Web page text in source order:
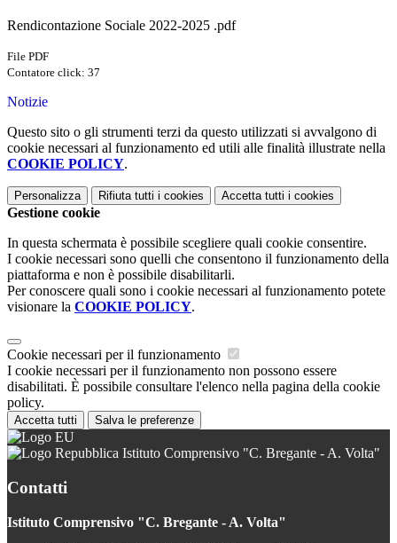
Rendicontazione Sociale 2022-2025 .pdf
File PDF
Contatore click: 37
Notizie
Questo sito o gli strumenti terzi da questo utilizzati si avvalgono di
cookie necessari al funzionamento ed utili alle finalità illustrate nella
COOKIE POLICY.
Personalizza Rifiuta tutti i cookies Accetta tutti i cookies
Gestione cookie
In questa schermata è possibile scegliere quali cookie consentire.
I cookie necessari sono quelli che consentono il funzionamento della
piattaforma e non è possibile disabilitarli.
Per conoscere quali sono i cookie necessari al funzionamento potete
visionare la COOKIE POLICY.
Cookie necessari per il funzionamento
I cookie necessari per il funzionamento non possono essere
disabilitati. È possibile consultare l'elenco nella pagina della cookie
policy.
Accetta tutti Salva le preferenze
Istituto Comprensivo "C. Bregante - A. Volta"
Contatti
Istituto Comprensivo "C. Bregante - A. Volta"